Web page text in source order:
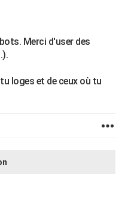
Merci d'user des
loges et de ceux où tu